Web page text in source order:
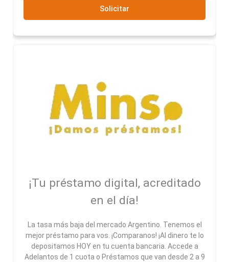
Solicitar
¡Tu préstamo digital, acreditado
en el día!
La tasa más baja del mercado Argentino. Tenemos el
mejor préstamo para vos. ¡Comparanos! ¡Al dinero te lo
depositamos HOY en tu cuenta bancaria. Accede a
Adelantos de 1 cuota o Préstamos que van desde 2 a 9